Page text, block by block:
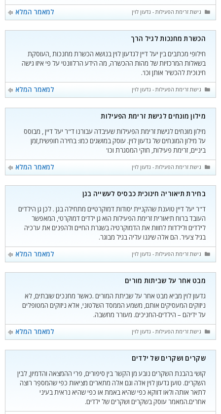
למאמר המלא
קטגוריות
גישת זרימת הפעילות - גדעון לוין
הכשרת מחנכות לגיל הרך
חילופי מכתבים בין יעל דיין לגדעון לוין בנושא הכשרת מחנכות ,העוסקת
בשאלות המרכזיות של מהות ההכשרה, מה הידע הרלוונטי על פי איזו גישה
חינוכית להכשיר אותן וכו'.
למאמר המלא
קטגוריות
גישת זרימת הפעילות - גדעון לוין
מילון מונחים לגישת זרימת הפעילות
מילון מונחים לגישת זרימת הפעילות שעיבדה עבורנו ד"ר יעל דיין , מבוסס
על מילון המונחים של גדעון לוין. עוסק במושגים כמו: בחירה חופשית,זמן
ביניים, זרימת פעילות, חוקי המסגרת וכו'
למאמר המלא
קטגוריות
גישת זרימת הפעילות - גדעון לוין
בחירת תיאוריה חינוכית כבסיס לעשייה בגן
ד"ר יעל דיין טוענת שהקניית יסודות דמוקרטיים מתחילה בגן . לכן גן הילדים
העובד ברוח תיאורית זרימת הפעילות הוא גן ילדים דמוקרטי, המאפשר
לילדים ולילדות לחוות את הדמוקרטיה בשגרת החיים ולהפנים את ערכיה
בגיל צעיר. הם אלה שיגנו עליה בגיל מבוגר.
למאמר המלא
קטגוריות
גישת זרימת הפעילות - גדעון לוין
מבט אחר על שביתות מורים
גדעון לוין מביא מבט אחר על שביתת המורים .כאשר מחנכים שובתים, לא
ניזוקים המעסיקים אותם, משמע הממסד השלטוני, אלא ניזוקים המטופלים
על ידיהם – הילדים-החניכים. מעורר מחשבה.
למאמר המלא
קטגוריות
גישת זרימת הפעילות - גדעון לוין
שקרים ושקרים של ילדים
קושי בהבנת השקרים נובע מן הקשר בין סיפורים, פרי ההמצאה והדמיון, לבין
השקרים. טוען גדעון לוין אלה וגם אלה מתארים מציאות כפי שהמספֵר רוצה
לתאר אותה ולאו דווקא כפי שהיא באמת או כפי שהיא נראית בעיני
אחרים.המאמר עוסק בשקרים ושקרים של ילדים.